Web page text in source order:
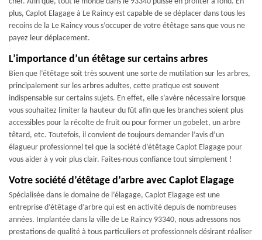
plus, Caplot Elagage à Le Raincy est capable de se déplacer dans tous les
recoins de la Le Raincy vous s’occuper de votre étêtage sans que vous ne
payez leur déplacement.
L’importance d’un étêtage sur certains arbres
Bien que l’étêtage soit très souvent une sorte de mutilation sur les arbres,
principalement sur les arbres adultes, cette pratique est souvent
indispensable sur certains sujets. En effet, elle s’avère nécessaire lorsque
vous souhaitez limiter la hauteur du fût afin que les branches soient plus
accessibles pour la récolte de fruit ou pour former un gobelet, un arbre
têtard, etc. Toutefois, il convient de toujours demander l’avis d’un
élagueur professionnel tel que la société d’étêtage Caplot Elagage pour
vous aider à y voir plus clair. Faites-nous confiance tout simplement !
Votre société d’étêtage d’arbre avec Caplot Elagage
Spécialisée dans le domaine de l’élagage, Caplot Elagage est une
entreprise d’étêtage d’arbre qui est en activité depuis de nombreuses
années. Implantée dans la ville de Le Raincy 93340, nous adressons nos
prestations de qualité à tous particuliers et professionnels désirant réaliser